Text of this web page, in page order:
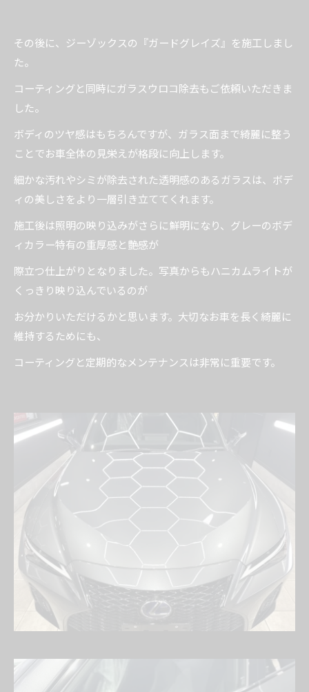
その後に、ジーゾックスの『ガードグレイズ』を施工しまし
た。
コーティングと同時にガラスウロコ除去もご依頼いただきま
した。
ボディのツヤ感はもちろんですが、ガラス面まで綺麗に整う
ことでお車全体の見栄えが格段に向上します。
細かな汚れやシミが除去された透明感のあるガラスは、ボデ
ィの美しさをより一層引き立ててくれます。
施工後は照明の映り込みがさらに鮮明になり、グレーのボデ
ィカラー特有の重厚感と艶感が
際立つ仕上がりとなりました。写真からもハニカムライトが
くっきり映り込んでいるのが
お分かりいただけるかと思います。大切なお車を長く綺麗に
維持するためにも、
コーティングと定期的なメンテナンスは非常に重要です。